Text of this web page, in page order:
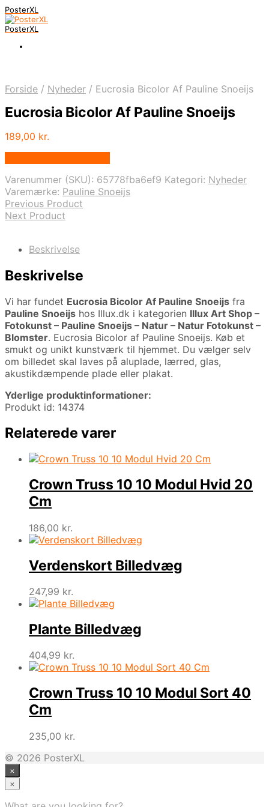
PosterXL
PosterXL
Forside / Nyheder / Eucrosia Bicolor Af Pauline Snoeijs
Eucrosia Bicolor Af Pauline Snoeijs
189,00 kr.
Varenummer (SKU): 65778fba6ef9 Kategori: Nyheder
Varemærke: Pauline Snoeijs
Previous Product
Next Product
Beskrivelse
Beskrivelse
Vi har fundet Eucrosia Bicolor Af Pauline Snoeijs fra
Pauline Snoeijs hos Illux.dk i kategorien Illux Art Shop –
Fotokunst – Pauline Snoeijs – Natur – Natur Fotokunst –
Blomster. Eucrosia Bicolor af Pauline Snoeijs. Køb et
smukt og unikt kunstværk til hjemmet. Du vælger selv
om billedet skal laves på aluplade, lærred, glas,
akustikdæmpende plade eller plakat.
Yderlige produktinformationer:
Produkt id: 14374
Relaterede varer
Crown Truss 10 10 Modul Hvid 20
Cm
186,00 kr.
Verdenskort Billedvæg
247,99 kr.
Plante Billedvæg
404,99 kr.
Crown Truss 10 10 Modul Sort 40
Cm
235,00 kr.
© 2026 PosterXL
×
×